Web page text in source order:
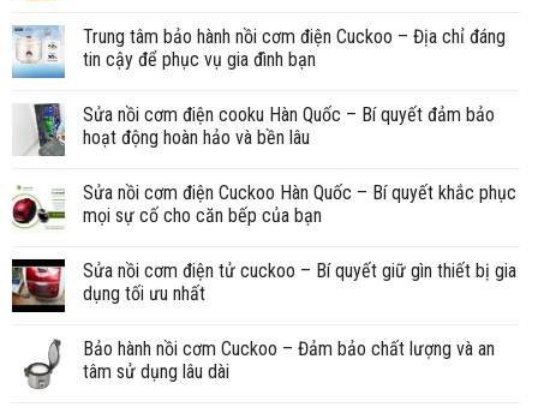
Trung tâm bảo hành nồi cơm điện Cuckoo – Địa chỉ đáng
tin cậy để phục vụ gia đình bạn
Sửa nồi cơm điện cooku Hàn Quốc – Bí quyết đảm bảo
hoạt động hoàn hảo và bền lâu
Sửa nồi cơm điện Cuckoo Hàn Quốc – Bí quyết khắc phục
mọi sự cố cho căn bếp của bạn
Sửa nồi cơm điện tử cuckoo – Bí quyết giữ gìn thiết bị gia
dụng tối ưu nhất
Bảo hành nồi cơm Cuckoo – Đảm bảo chất lượng và an
tâm sử dụng lâu dài